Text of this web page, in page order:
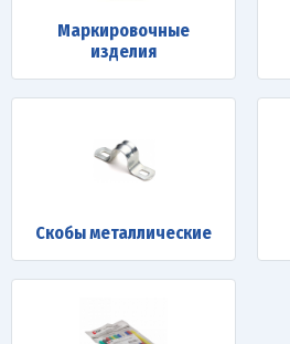
Маркировочные
изделия
Скобы металлические